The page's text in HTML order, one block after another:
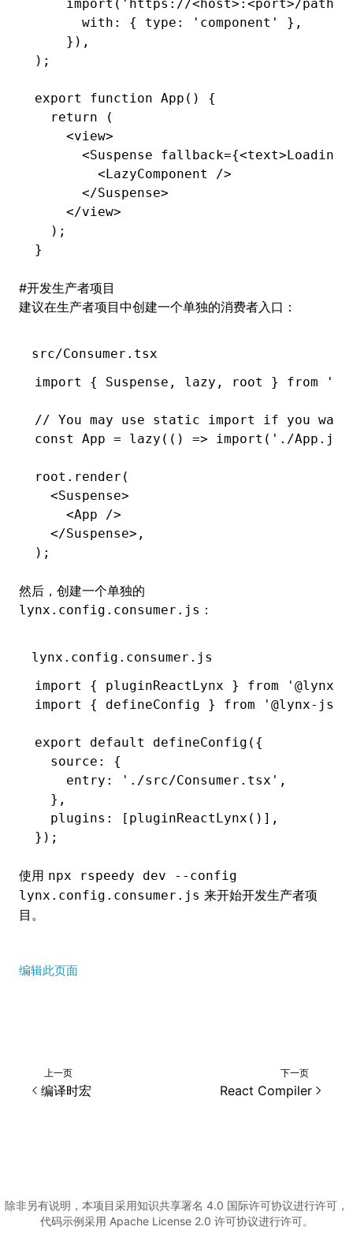
    import
( 'https://<host>:<port>/path/
      with
: { type : 'component' } ,
    })
,
);
export function App () {
  return
(
    <
view>
      <
Suspense fallback={<text
        <
LazyComponent
/>
      </
Suspense>
    </
view>
  );
}
#开发生产者项目
建议在生产者项目中创建一个单独的消费者入口：
src/Consumer.tsx
import
{ Suspense , lazy , root } from
// You may use static import if you want
const
App = lazy (() => import ( './
root .render (
  <
Suspense>
    <
App />
  </
Suspense> ,
);
然后，创建一个单独的
lynx.config.consumer.js ：
lynx.config.consumer.js
import
{ pluginReactLynx } from '@lynx-
import
{ defineConfig } from '@lynx-js/
export default defineConfig ({
  source
:
{
    entry
: './src/Consumer.tsx' ,
  }
,
  plugins
: [ pluginReactLynx ()] ,
});
使用 npx rspeedy dev --config
lynx.config.consumer.js 来开始开发生产者项
目。
编辑此页面
上一页
编译时宏
下一页
React Compiler
除非另有说明，本项目采用知识共享署名 4.0 国际许可协议进行许可，
代码示例采用 Apache License 2.0 许可协议进行许可。